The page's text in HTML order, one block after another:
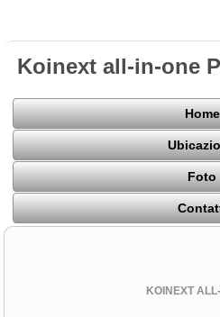
Koinext all-in-one
Home
Foto
KOINEXT